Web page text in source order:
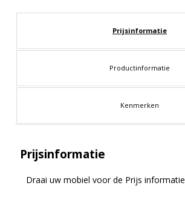
Prijsinformatie
Productinformatie
Kenmerken
Prijsinformatie
Draai uw mobiel voor de Prijs informatie